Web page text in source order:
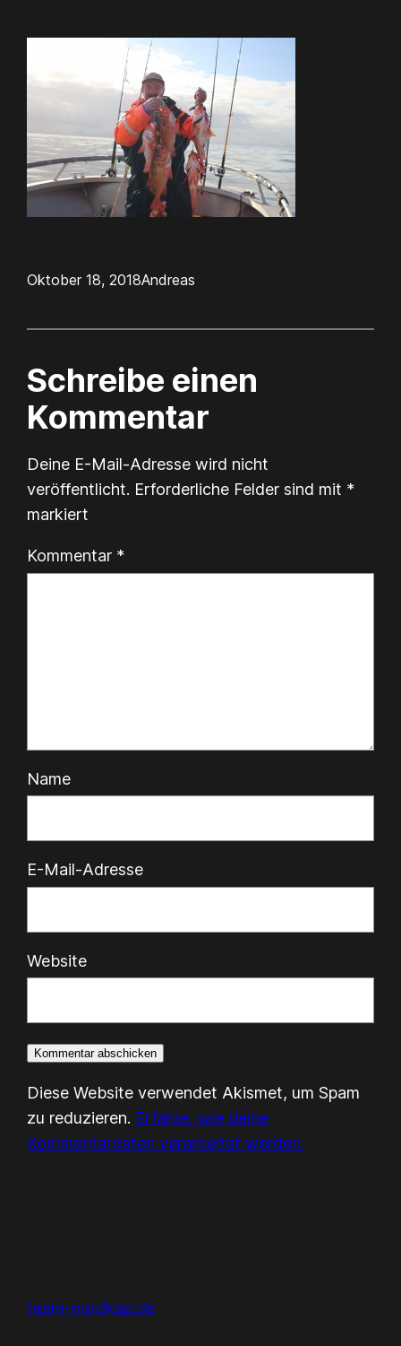
Oktober 18, 2018Andreas
Schreibe einen
Kommentar
Deine E-Mail-Adresse wird nicht
veröffentlicht. Erforderliche Felder sind mit *
markiert
Kommentar *
Name
E-Mail-Adresse
Website
Diese Website verwendet Akismet, um Spam
zu reduzieren. Erfahre, wie deine
Kommentardaten verarbeitet werden.
team-nordkap.de